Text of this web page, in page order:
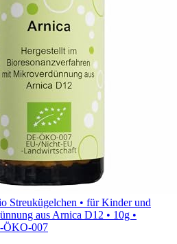
Streukügelchen • für Kinder und
aus Arnica D12 • 10g •
ÖKO-007